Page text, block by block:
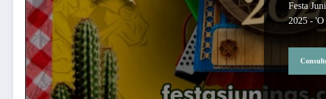
Festa
2025 -